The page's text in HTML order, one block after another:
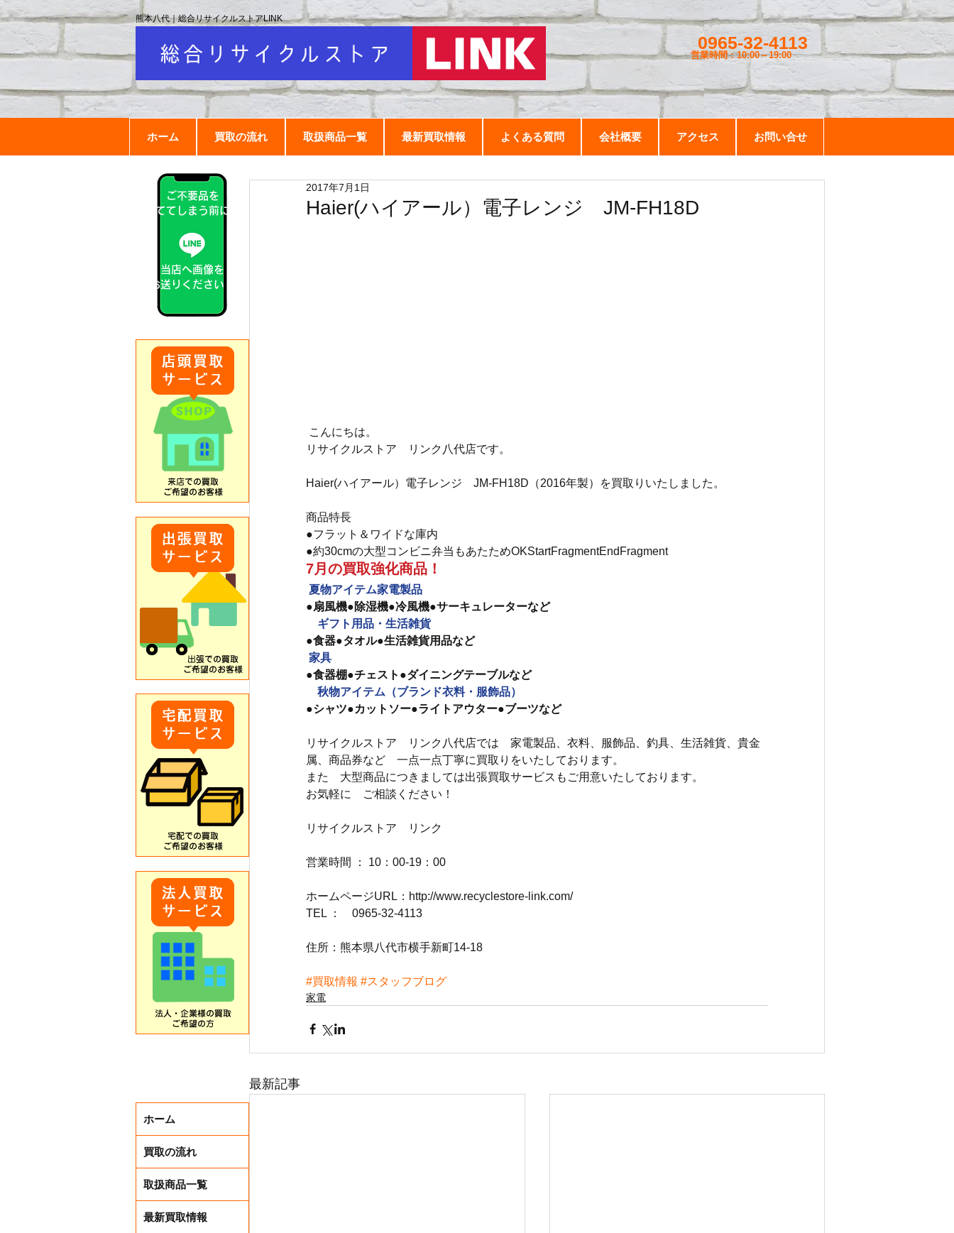
0965-32-4113
営業時間：10:00～19:00
ホーム 買取の流れ 取扱商品一覧 最新買取情報 よくある質問 会社概要 アクセス お問い合せ
熊本八代｜総合リサイクルストアLINK
Haier(ハイアール）電子レンジ JM-FH18D
2017年7月1日
こんにちは。
リサイクルストア　リンク八代店です。
Haier(ハイアール）電子レンジ　JM-FH18D（2016年製）を買取りいたしました。
商品特長
●フラット＆ワイドな庫内
●約30cmの大型コンビニ弁当もあたためOKStartFragmentEndFragment
7月の買取強化商品！
夏物アイテム家電製品
●扇風機●除湿機●冷風機●サーキュレーターなど
ギフト用品・生活雑貨
●食器●タオル●生活雑貨用品など
家具
●食器棚●チェスト●ダイニングテーブルなど
秋物アイテム（ブランド衣料・服飾品）
●シャツ●カットソー●ライトアウター●ブーツなど
リサイクルストア　リンク八代店では　家電製品、衣料、服飾品、釣具、生活雑貨、貴金
属、商品券など　一点一点丁寧に買取りをいたしております。
また　大型商品につきましては出張買取サービスもご用意いたしております。
お気軽に　ご相談ください！
リサイクルストア　リンク
営業時間 ： 10：00-19：00
ホームページURL：http://www.recyclestore-link.com/
TEL ：　0965-32-4113
住所：熊本県八代市横手新町14-18
#買取情報 #スタッフブログ
家電
最新記事
ホーム
買取の流れ
取扱商品一覧
最新買取情報
ご不要品を
捨ててしまう前に！
当店へ画像を
お送りください！